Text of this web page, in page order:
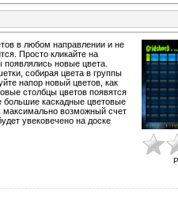
в любом направлении и не
Просто кликайте на
новые цвета.
собирая цвета в группы
напор новый цветов, как
столбцы цветов появятся
большие каскадные цветовые
максимально возможный счет
увековечено на доске